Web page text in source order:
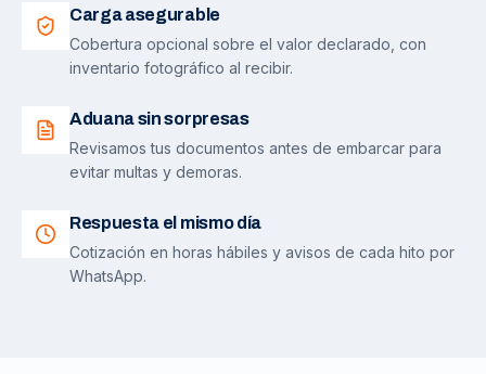
Carga asegurable
Cobertura opcional sobre el valor declarado, con
inventario fotográfico al recibir.
Aduana sin sorpresas
Revisamos tus documentos antes de embarcar para
evitar multas y demoras.
Respuesta el mismo día
Cotización en horas hábiles y avisos de cada hito por
WhatsApp.